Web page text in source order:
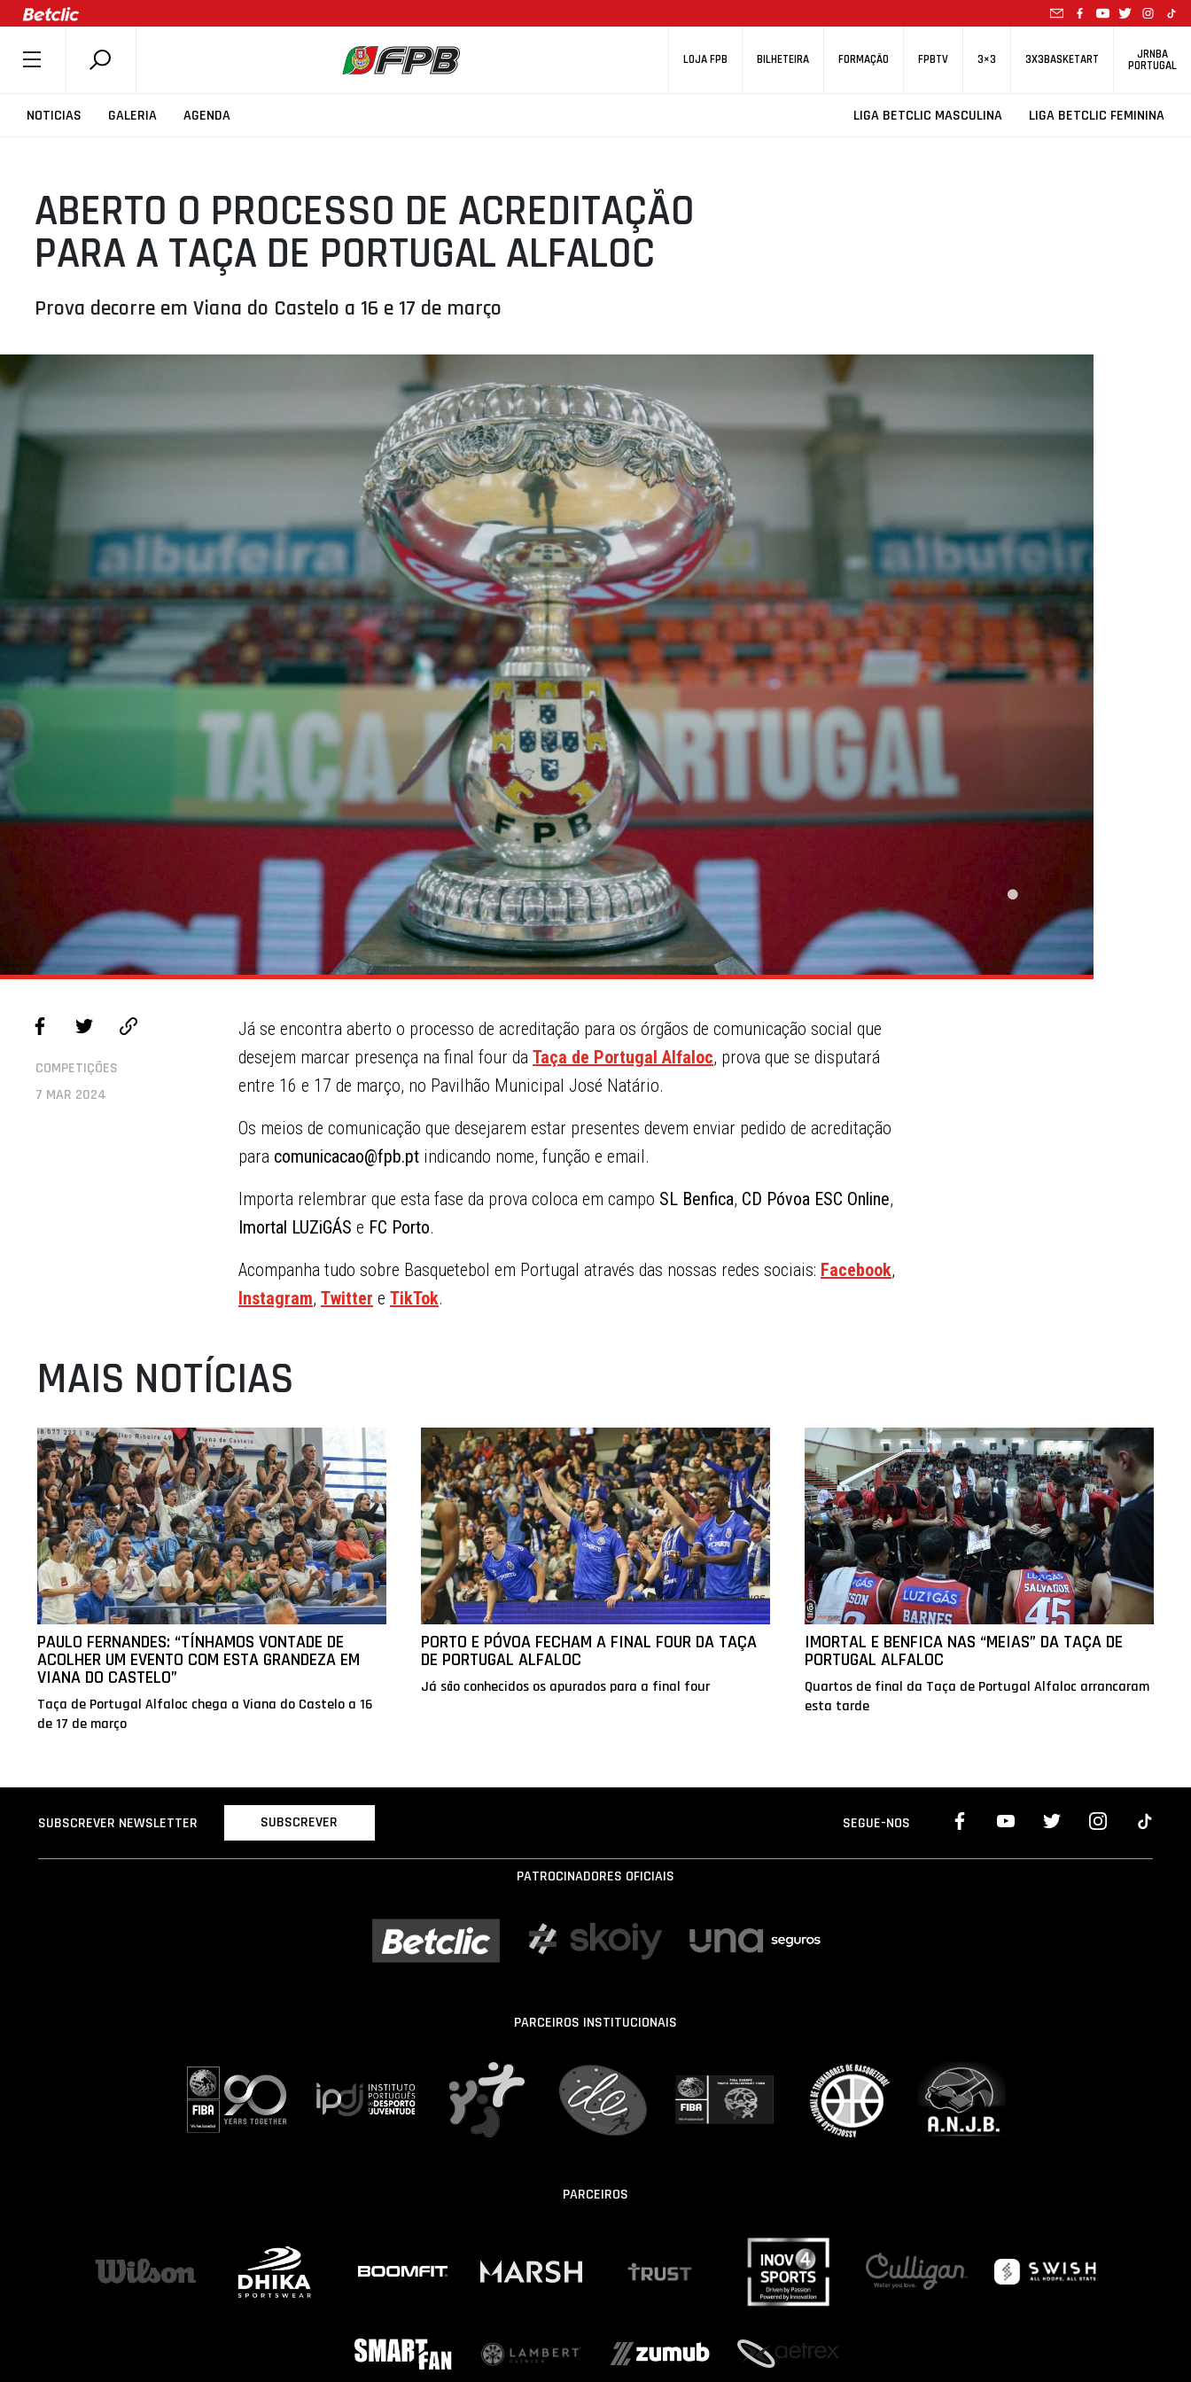
LOJA FPB BILHETEIRA FORMAÇÃO FPBTV 3×3 3X3BASKETART JRNBA
PORTUGAL
NOTICIAS GALERIA AGENDA LIGA BETCLIC MASCULINA LIGA BETCLIC FEMININA
SOBRE A FPB
COMPETIÇÕES
ASSOCIAÇÕES
CLUBES
AGENTES
SELEÇÕES
MINIBASQUETE
ABERTO O PROCESSO DE ACREDITAÇÃO
PARA A TAÇA DE PORTUGAL ALFALOC
Prova decorre em Viana do Castelo a 16 e 17 de março
COMPETIÇÕES
7 MAR 2024
Já se encontra aberto o processo de acreditação para os órgãos de comunicação social que
desejem marcar presença na final four da Taça de Portugal Alfaloc, prova que se disputará
entre 16 e 17 de março, no Pavilhão Municipal José Natário.
Os meios de comunicação que desejarem estar presentes devem enviar pedido de acreditação
para comunicacao@fpb.pt indicando nome, função e email.
Importa relembrar que esta fase da prova coloca em campo SL Benfica, CD Póvoa ESC Online,
Imortal LUZiGÁS e FC Porto.
Acompanha tudo sobre Basquetebol em Portugal através das nossas redes sociais: Facebook,
Instagram, Twitter e TikTok.
MAIS NOTÍCIAS
PAULO FERNANDES: “TÍNHAMOS VONTADE DE
ACOLHER UM EVENTO COM ESTA GRANDEZA EM
VIANA DO CASTELO”
Taça de Portugal Alfaloc chega a Viana do Castelo a 16
de 17 de março
PORTO E PÓVOA FECHAM A FINAL FOUR DA TAÇA
DE PORTUGAL ALFALOC
Já são conhecidos os apurados para a final four
IMORTAL E BENFICA NAS “MEIAS” DA TAÇA DE
PORTUGAL ALFALOC
Quartos de final da Taça de Portugal Alfaloc arrancaram
esta tarde
SUBSCREVER NEWSLETTER SUBSCREVER SEGUE-NOS
PATROCINADORES OFICIAIS
PARCEIROS INSTITUCIONAIS
PARCEIROS